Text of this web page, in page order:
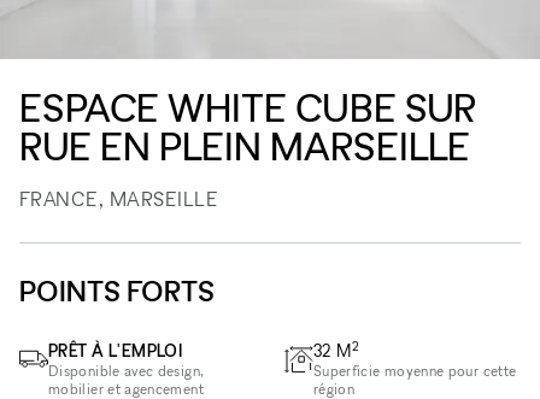
ESPACE WHITE CUBE SUR
RUE EN PLEIN MARSEILLE
FRANCE, MARSEILLE
POINTS FORTS
PRÊT À L'EMPLOI
Disponible avec design,
mobilier et agencement
32 M2
Superficie moyenne pour cette
région